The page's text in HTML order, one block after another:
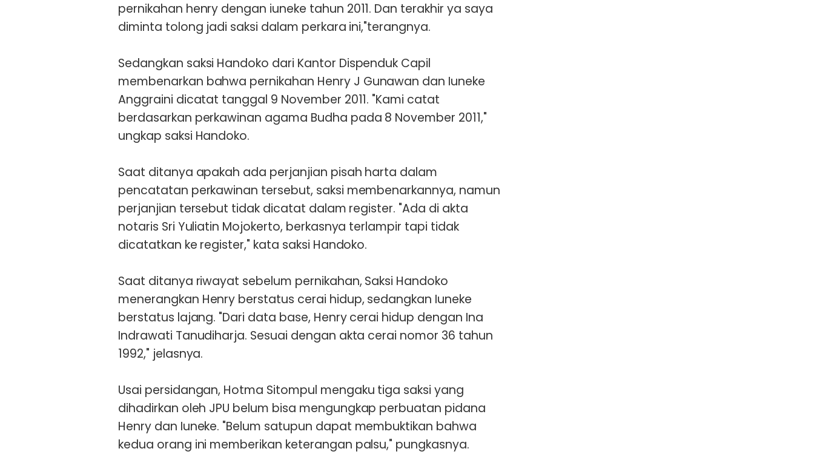
pernikahan henry dengan iuneke tahun 2011. Dan terakhir ya saya
diminta tolong jadi saksi dalam perkara ini,"terangnya.
Sedangkan saksi Handoko dari Kantor Dispenduk Capil
membenarkan bahwa pernikahan Henry J Gunawan dan Iuneke
Anggraini dicatat tanggal 9 November 2011. "Kami catat
berdasarkan perkawinan agama Budha pada 8 November 2011,"
ungkap saksi Handoko.
Saat ditanya apakah ada perjanjian pisah harta dalam
pencatatan perkawinan tersebut, saksi membenarkannya, namun
perjanjian tersebut tidak dicatat dalam register. "Ada di akta
notaris Sri Yuliatin Mojokerto, berkasnya terlampir tapi tidak
dicatatkan ke register," kata saksi Handoko.
Saat ditanya riwayat sebelum pernikahan, Saksi Handoko
menerangkan Henry berstatus cerai hidup, sedangkan Iuneke
berstatus lajang. "Dari data base, Henry cerai hidup dengan Ina
Indrawati Tanudiharja. Sesuai dengan akta cerai nomor 36 tahun
1992," jelasnya.
Usai persidangan, Hotma Sitompul mengaku tiga saksi yang
dihadirkan oleh JPU belum bisa mengungkap perbuatan pidana
Henry dan Iuneke. "Belum satupun dapat membuktikan bahwa
kedua orang ini memberikan keterangan palsu," pungkasnya.